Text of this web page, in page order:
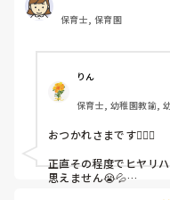
しかも、上司に↑この内
ちゃんと考えて対策を
呼ばれて一緒に対策を
これだけで30〜40分拘
皆さんの園はどうですか?
保育士, 保育園
りん
保育士, 幼稚園教諭,
おつかれさまです🙇🏻‍♀️
正直その程度でヒヤリ
思えません😭💦